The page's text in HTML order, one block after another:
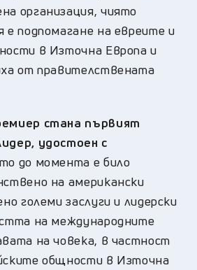
организация, чиято
е подпомагане на евреите и
в Източна Европа и
от правителствената
стана първият
удостоен с
до момента е било
на американски
големи заслуги и лидерски
на международните
на човека, в частност
общности в Източна